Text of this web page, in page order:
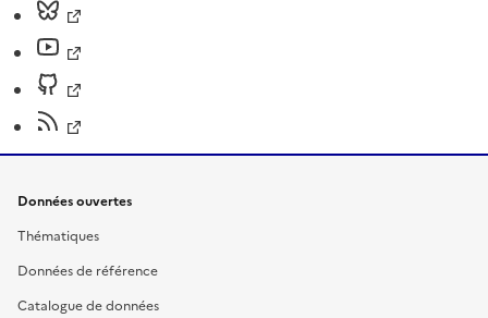
Données ouvertes
Thématiques
Données de référence
Catalogue de données